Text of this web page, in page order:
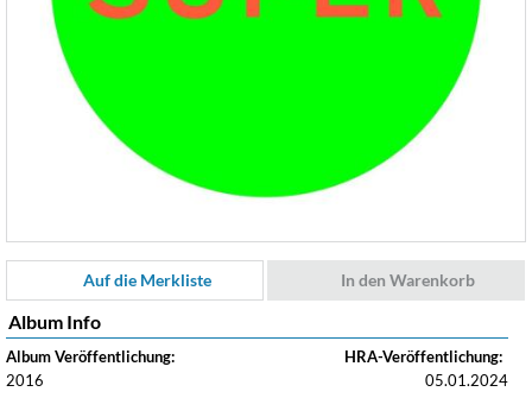
Auf die Merkliste In den Warenkorb
Album Info
Album Veröffentlichung:
2016
HRA-Veröffentlichung:
05.01.2024